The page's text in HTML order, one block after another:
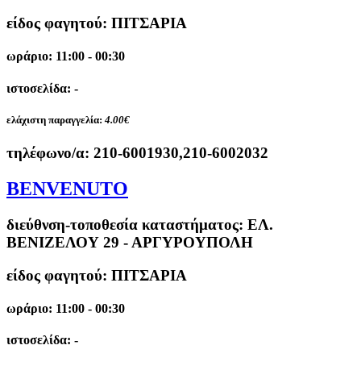
είδος φαγητού: ΠΙΤΣΑΡΙΑ
ωράριο: 11:00 - 00:30
ιστοσελίδα: -
ελάχιστη παραγγελία: 4.00€
τηλέφωνο/α: 210-6001930,210-6002032
BENVENUTO
διεύθνση-τοποθεσία καταστήματος: ΕΛ.
ΒΕΝΙΖΕΛΟΥ 29 - ΑΡΓΥΡΟΥΠΟΛΗ
είδος φαγητού: ΠΙΤΣΑΡΙΑ
ωράριο: 11:00 - 00:30
ιστοσελίδα: -